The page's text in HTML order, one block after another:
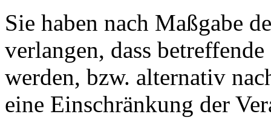
Sie haben nach Maßgabe
verlangen, dass
werden, bzw. alternativ
eine Einschränkung der